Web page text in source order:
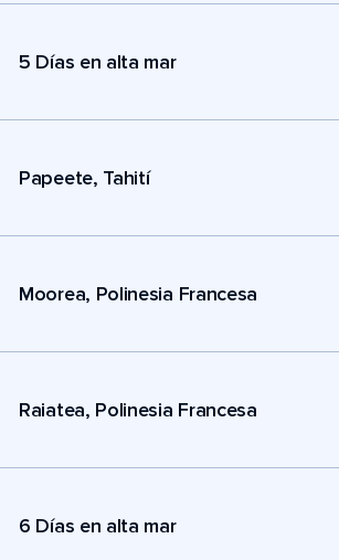
5 Días en alta mar
Papeete, Tahití
Moorea, Polinesia Francesa
Raiatea, Polinesia Francesa
6 Días en alta mar